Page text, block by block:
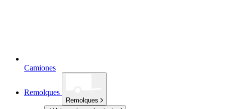
Camiones
Remolques
Remolques